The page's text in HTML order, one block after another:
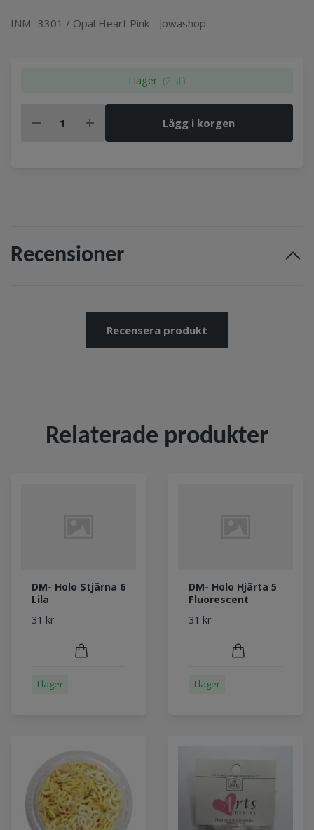
INM- 3301 / Opal Heart Pink - Jowashop
I lager (2 st)
Lägg i korgen
Recensioner
Recensera produkt
Relaterade produkter
DM- Holo Stjärna 6
Lila
31 kr
I lager
DM- Holo Hjärta 5
Fluorescent
31 kr
I lager